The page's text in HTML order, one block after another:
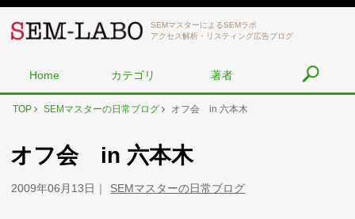
SEMマスターによるSEMラボ
アクセス解析・リスティング広告ブログ
Home カテゴリ 著者
TOP SEMマスターの日常ブログ オフ会 in 六本木
オフ会 in 六本木
2009年06月13日 SEMマスターの日常ブログ